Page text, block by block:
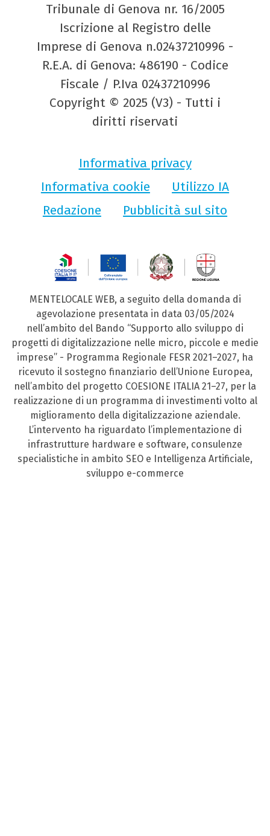
Tribunale di Genova nr. 16/2005
Iscrizione al Registro delle
Imprese di Genova n.02437210996 -
R.E.A. di Genova: 486190 - Codice
Fiscale / P.Iva 02437210996
Copyright © 2025 (V3) - Tutti i
diritti riservati
Informativa privacy
Informativa cookie
Utilizzo IA
Redazione
Pubblicità sul sito
MENTELOCALE WEB, a seguito della domanda di
agevolazione presentata in data 03/05/2024
nell’ambito del Bando “Supporto allo sviluppo di
progetti di digitalizzazione nelle micro, piccole e medie
imprese” - Programma Regionale FESR 2021–2027, ha
ricevuto il sostegno finanziario dell’Unione Europea,
nell’ambito del progetto COESIONE ITALIA 21–27, per la
realizzazione di un programma di investimenti volto al
miglioramento della digitalizzazione aziendale.
L’intervento ha riguardato l’implementazione di
infrastrutture hardware e software, consulenze
specialistiche in ambito SEO e Intelligenza Artificiale,
sviluppo e-commerce